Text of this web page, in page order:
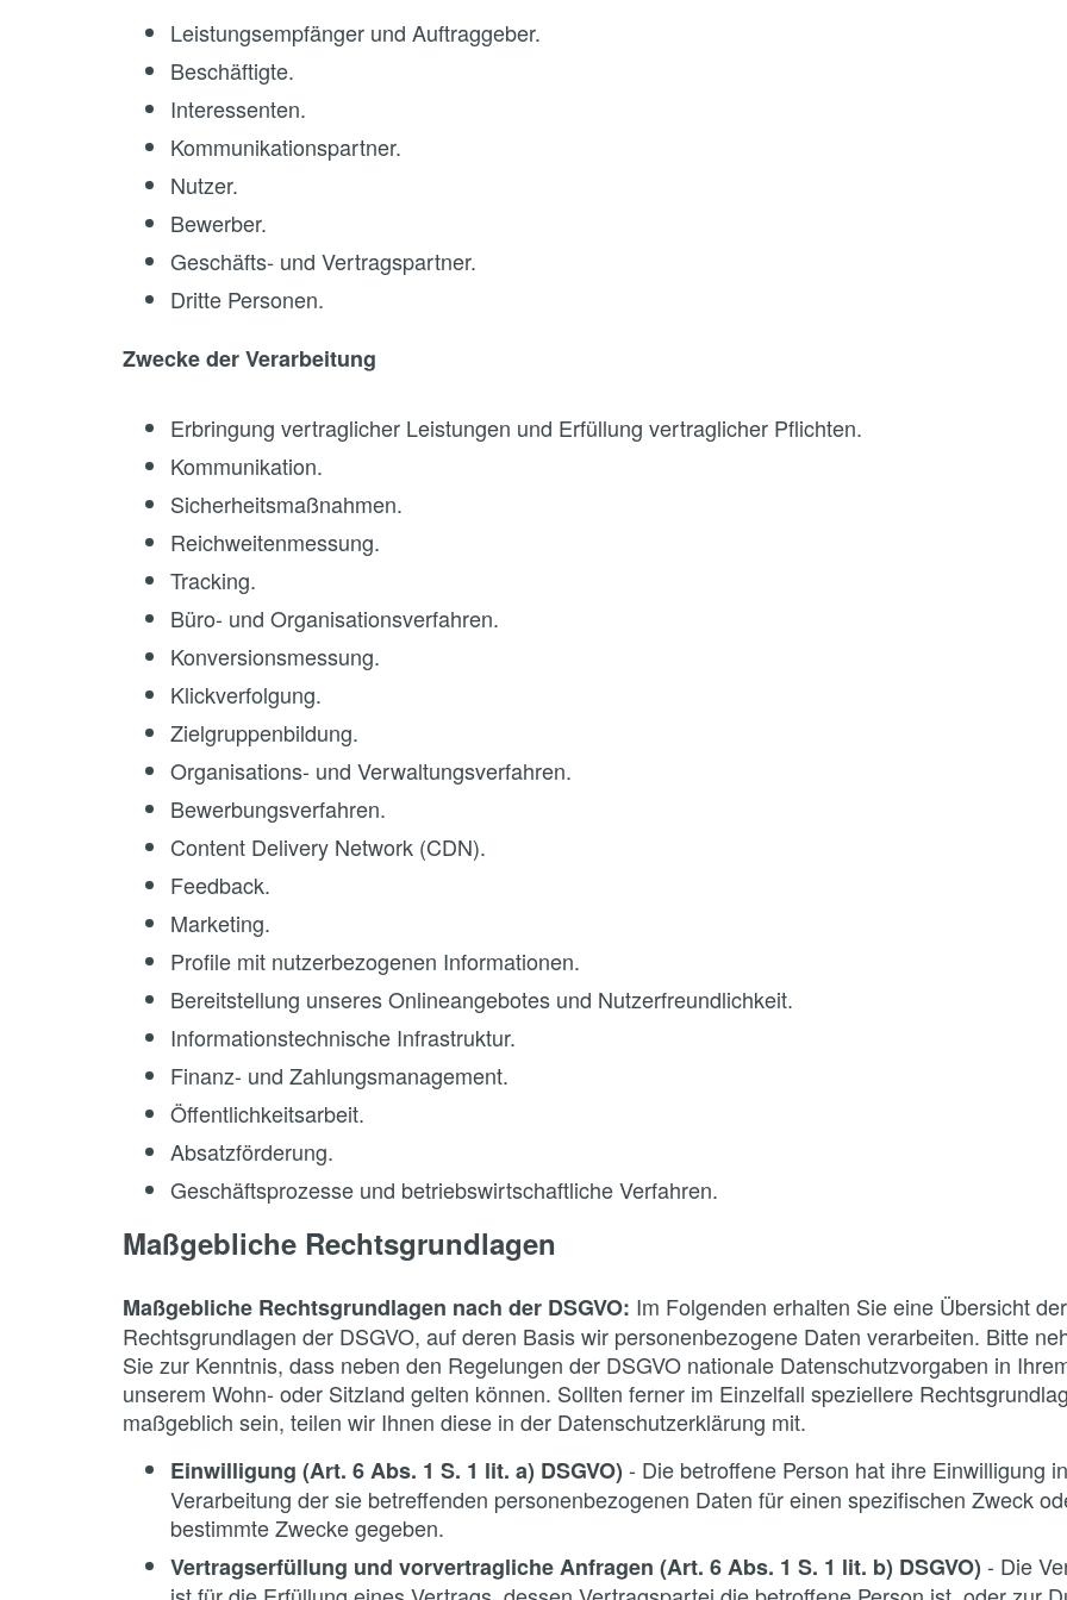
Leistungsempfänger und Auftraggeber.
Beschäftigte.
Interessenten.
Kommunikationspartner.
Nutzer.
Bewerber.
Geschäfts- und Vertragspartner.
Dritte Personen.
Zwecke der Verarbeitung
Erbringung vertraglicher Leistungen und Erfüllung vertraglicher Pflichten.
Kommunikation.
Sicherheitsmaßnahmen.
Reichweitenmessung.
Tracking.
Büro- und Organisationsverfahren.
Konversionsmessung.
Klickverfolgung.
Zielgruppenbildung.
Organisations- und Verwaltungsverfahren.
Bewerbungsverfahren.
Content Delivery Network (CDN).
Feedback.
Marketing.
Profile mit nutzerbezogenen Informationen.
Bereitstellung unseres Onlineangebotes und Nutzerfreundlichkeit.
Informationstechnische Infrastruktur.
Finanz- und Zahlungsmanagement.
Öffentlichkeitsarbeit.
Absatzförderung.
Geschäftsprozesse und betriebswirtschaftliche Verfahren.
Maßgebliche Rechtsgrundlagen
Maßgebliche Rechtsgrundlagen nach der DSGVO: Im Folgenden erhalten Sie eine Übersicht der
Rechtsgrundlagen der DSGVO, auf deren Basis wir personenbezogene Daten verarbeiten. Bitte
Sie zur Kenntnis, dass neben den Regelungen der DSGVO nationale Datenschutzvorgaben in
unserem Wohn- oder Sitzland gelten können. Sollten ferner im Einzelfall speziellere
maßgeblich sein, teilen wir Ihnen diese in der Datenschutzerklärung mit.
Einwilligung (Art. 6 Abs. 1 S. 1 lit. a) DSGVO) - Die betroffene Person hat ihre Einwilligung
Verarbeitung der sie betreffenden personenbezogenen Daten für einen spezifischen Zweck
bestimmte Zwecke gegeben.
Vertragserfüllung und vorvertragliche Anfragen (Art. 6 Abs. 1 S. 1 lit. b) DSGVO) - Die